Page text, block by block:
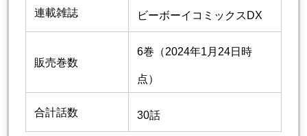
連載雑誌 ビーボーイコミックスDX
販売巻数
6巻（2024年1月24日時
点）
合計話数 30話